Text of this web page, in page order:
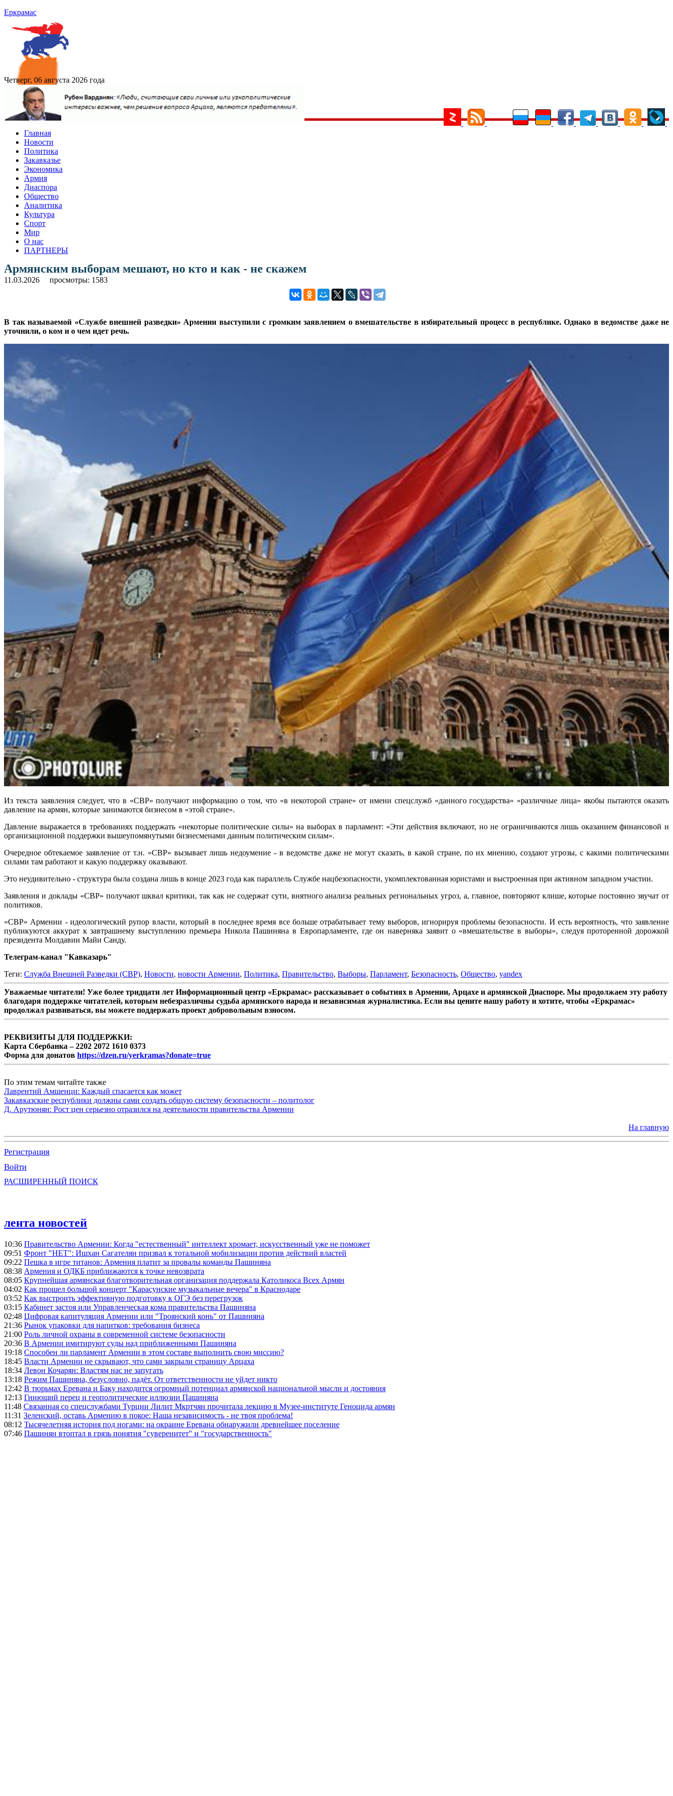
Еркрамас
Четверг, 06 августа 2026 года
Главная
Новости
Политика
Закавказье
Экономика
Армия
Диаспора
Общество
Аналитика
Культура
Спорт
Мир
О нас
ПАРТНЕРЫ
Армянским выборам мешают, но кто и как - не скажем
11.03.2026 просмотры: 1583
В так называемой «Службе внешней разведки» Армении выступили с громким заявлением о вмешательстве в избирательный процесс в республике. Однако в ведомстве даже не
уточнили, о ком и о чем идет речь.
Из текста заявления следует, что в «СВР» получают информацию о том, что «в некоторой стране» от имени спецслужб «данного государства» «различные лица» якобы пытаются оказать
давление на армян, которые занимаются бизнесом в «этой стране».
Давление выражается в требованиях поддержать «некоторые политические силы» на выборах в парламент: «Эти действия включают, но не ограничиваются лишь оказанием финансовой и
организационной поддержки вышеупомянутыми бизнесменами данным политическим силам».
Очередное обтекаемое заявление от т.н. «СВР» вызывает лишь недоумение - в ведомстве даже не могут сказать, в какой стране, по их мнению, создают угрозы, с какими политическими
силами там работают и какую поддержку оказывают.
Это неудивительно - структура была создана лишь в конце 2023 года как параллель Службе нацбезопасности, укомплектованная юристами и выстроенная при активном западном участии.
Заявления и доклады «СВР» получают шквал критики, так как не содержат сути, внятного анализа реальных региональных угроз, а, главное, повторяют клише, которые постоянно звучат от
политиков.
«СВР» Армении - идеологический рупор власти, который в последнее время все больше отрабатывает тему выборов, игнорируя проблемы безопасности. И есть вероятность, что заявление
публикуются аккурат к завтрашнему выступлению премьера Никола Пашиняна в Европарламенте, где он наверняка заявит о «вмешательстве в выборы», следуя проторенной дорожкой
президента Молдавии Майи Санду.
Телеграм-канал "Кавказарь"
Теги: Служба Внешней Разведки (СВР), Новости, новости Армении, Политика, Правительство, Выборы, Парламент, Безопасность, Общество, yandex
Уважаемые читатели! Уже более тридцати лет Информационный центр «Еркрамас» рассказывает о событиях в Армении, Арцахе и армянской Диаспоре. Мы продолжаем эту работу
благодаря поддержке читателей, которым небезразличны судьба армянского народа и независимая журналистика. Если вы цените нашу работу и хотите, чтобы «Еркрамас»
продолжал развиваться, вы можете поддержать проект добровольным взносом.
РЕКВИЗИТЫ ДЛЯ ПОДДЕРЖКИ:
Карта Сбербанка – 2202 2072 1610 0373
Форма для донатов https://dzen.ru/yerkramas?donate=true
По этим темам читайте также
Лаврентий Амшенци: Каждый спасается как может
Закавказские республики должны сами создать общую систему безопасности – политолог
Д. Арутюнян: Рост цен серьезно отразился на деятельности правительства Армении
На главную
Регистрация
Войти
РАСШИРЕННЫЙ ПОИСК
лента новостей
10:36 Правительство Армении: Когда "естественный" интеллект хромает, искусственный уже не поможет
09:51 Фронт "НЕТ": Ишхан Сагателян призвал к тотальной мобилизации против действий властей
09:22 Пешка в игре титанов: Армения платит за провалы команды Пашиняна
08:38 Армения и ОДКБ приближаются к точке невозврата
08:05 Крупнейшая армянская благотворительная организация поддержала Католикоса Всех Армян
04:02 Как прошел большой концерт "Карасунские музыкальные вечера" в Краснодаре
03:52 Как выстроить эффективную подготовку к ОГЭ без перегрузок
03:15 Кабинет застоя или Управленческая кома правительства Пашиняна
02:48 Цифровая капитуляция Армении или "Троянский конь" от Пашиняна
21:36 Рынок упаковки для напитков: требования бизнеса
21:00 Роль личной охраны в современной системе безопасности
20:36 В Армении имитируют суды над приближенными Пашиняна
19:18 Способен ли парламент Армении в этом составе выполнить свою миссию?
18:45 Власти Армении не скрывают, что сами закрыли страницу Арцаха
18:34 Левон Кочарян: Властям нас не запугать
13:18 Режим Пашиняна, безусловно, падёт. От ответственности не уйдет никто
12:42 В тюрьмах Еревана и Баку находится огромный потенциал армянской национальной мысли и достояния
12:13 Гниющий перец и геополитические иллюзии Пашиняна
11:48 Связанная со спецслужбами Турции Лилит Мкртчян прочитала лекцию в Музее-институте Геноцида армян
11:31 Зеленский, оставь Армению в покое: Наша независимость - не твоя проблема!
08:12 Тысячелетняя история под ногами: на окраине Еревана обнаружили древнейшее поселение
07:46 Пашинян втоптал в грязь понятия "суверенитет" и "государственность"